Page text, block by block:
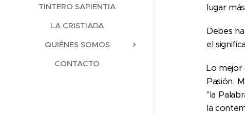
TINTERO SAPIENTIA
LA CRISTIADA
QUIÉNES SOMOS
CONTACTO
lugar
Debes
el
Lo mejor
Pasión,
"la
la